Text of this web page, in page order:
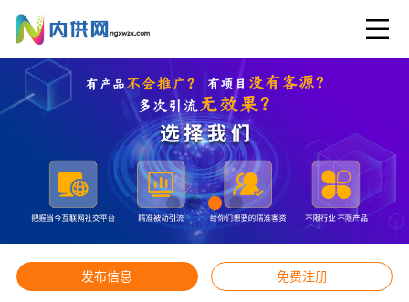
发布信息 免费注册